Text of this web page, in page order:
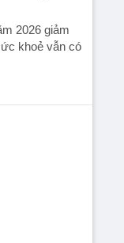
2026 giảm
khoẻ vẫn có